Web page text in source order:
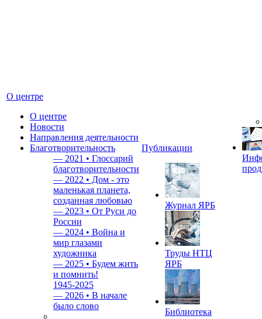
О центре
О центре
Новости
Направления деятельности
Благотворительность
— 2021 • Глоссарий
благотворительности
— 2022 • Дом - это
маленькая планета,
созданная любовью
— 2023 • От Руси до
России
— 2024 • Война и
мир глазами
художника
— 2025 • Будем жить
и помнить!
1945-2025
— 2026 • В начале
было слово
Публикации
Журнал ЯРБ
Труды НТЦ
ЯРБ
Библиотека